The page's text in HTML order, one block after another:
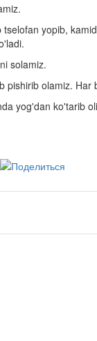
yopib,
solamiz.
pishirib olamiz.
yog'dan ko'tarib